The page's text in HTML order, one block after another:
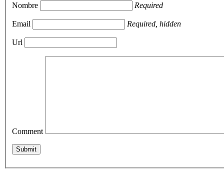
Nombre Required
Email Required, hidden
Url
Comment